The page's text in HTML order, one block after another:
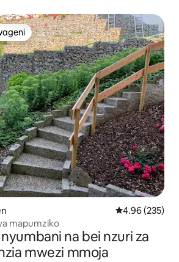
cha wageni
Ukadiriaji wa
4.96 (235)
mapumziko
na bei nzuri za
mwezi mmoja